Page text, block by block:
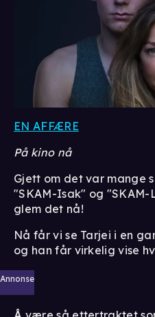
EN AFFÆRE
På kino nå
Gjett om det var mange
"SKAM-Isak" og "SKAM-
glem det nå!
Nå får vi se Tarjei i en
og han får virkelig vise
Annonse